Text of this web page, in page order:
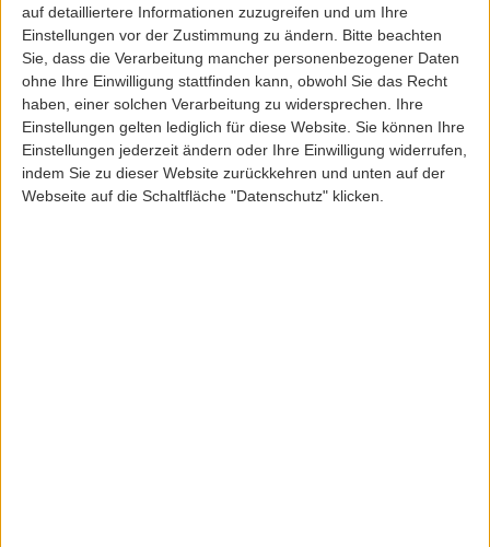
auf detailliertere Informationen zuzugreifen und um Ihre
Einstellungen vor der Zustimmung zu ändern.
Bitte beachten
Sie, dass die Verarbeitung mancher personenbezogener Daten
ohne Ihre Einwilligung stattfinden kann, obwohl Sie das Recht
haben, einer solchen Verarbeitung zu widersprechen. Ihre
Einstellungen gelten lediglich für diese Website. Sie können Ihre
Einstellungen jederzeit ändern oder Ihre Einwilligung widerrufen,
indem Sie zu dieser Website zurückkehren und unten auf der
Webseite auf die Schaltfläche "Datenschutz" klicken.